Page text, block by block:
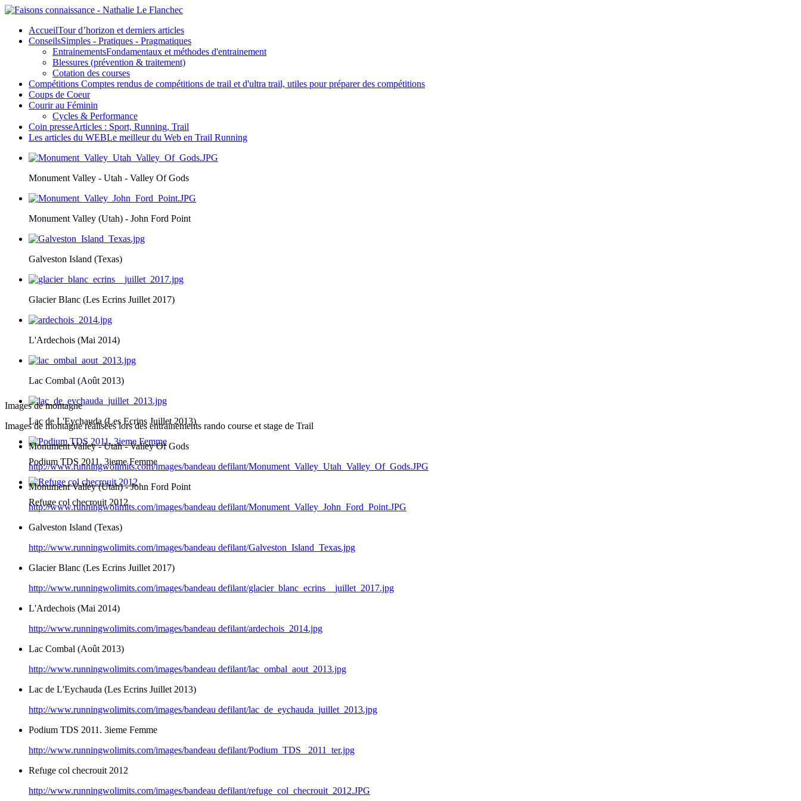
AccueilTour d’horizon et derniers articles
ConseilsSimples - Pratiques - Pragmatiques
EntrainementsFondamentaux et méthodes d'entrainement
Blessures (prévention & traitement)
Cotation des courses
Compétitions Comptes rendus de compétitions de trail et d'ultra trail, utiles pour préparer des compétitions
Coups de Coeur
Courir au Féminin
Cycles & Performance
Coin presseArticles : Sport, Running, Trail
Les articles du WEBLe meilleur du Web en Trail Running
Monument Valley - Utah - Valley Of Gods
Monument Valley (Utah) - John Ford Point
Galveston Island (Texas)
Glacier Blanc (Les Ecrins Juillet 2017)
L'Ardechois (Mai 2014)
Lac Combal (Août 2013)
Lac de L'Eychauda (Les Ecrins Juillet 2013)
Podium TDS 2011. 3ieme Femme
Refuge col checrouit 2012
Images de montagne
Images de montagne réalisées lors des entrainements rando course et stage de Trail
Monument Valley - Utah - Valley Of Gods
http://www.runningwolimits.com/images/bandeau defilant/Monument_Valley_Utah_Valley_Of_Gods.JPG
Monument Valley (Utah) - John Ford Point
http://www.runningwolimits.com/images/bandeau defilant/Monument_Valley_John_Ford_Point.JPG
Galveston Island (Texas)
http://www.runningwolimits.com/images/bandeau defilant/Galveston_Island_Texas.jpg
Glacier Blanc (Les Ecrins Juillet 2017)
http://www.runningwolimits.com/images/bandeau defilant/glacier_blanc_ecrins__juillet_2017.jpg
L'Ardechois (Mai 2014)
http://www.runningwolimits.com/images/bandeau defilant/ardechois_2014.jpg
Lac Combal (Août 2013)
http://www.runningwolimits.com/images/bandeau defilant/lac_ombal_aout_2013.jpg
Lac de L'Eychauda (Les Ecrins Juillet 2013)
http://www.runningwolimits.com/images/bandeau defilant/lac_de_eychauda_juillet_2013.jpg
Podium TDS 2011. 3ieme Femme
http://www.runningwolimits.com/images/bandeau defilant/Podium_TDS_ 2011_ter.jpg
Refuge col checrouit 2012
http://www.runningwolimits.com/images/bandeau defilant/refuge_col_checrouit_2012.JPG